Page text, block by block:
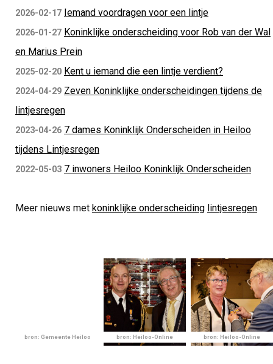
2026-02-17 Iemand voordragen voor een lintje
2026-01-27 Koninklijke onderscheiding voor Rob van der Wal
en Marius Prein
2025-02-20 Kent u iemand die een lintje verdient?
2024-04-29 Zeven Koninklijke onderscheidingen tijdens de
lintjesregen
2023-04-26 7 dames Koninklijk Onderscheiden in Heiloo
tijdens Lintjesregen
2022-05-03 7 inwoners Heiloo Koninklijk Onderscheiden
Meer nieuws met koninklijke onderscheiding lintjesregen
bron: Gemeente Heiloo bron: Heiloo-Online bron: Heiloo-Online